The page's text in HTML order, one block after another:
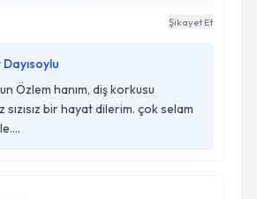
Şikayet Et
Özlem hanım, diş korkusu
sızısız bir hayat dilerim. çok selam